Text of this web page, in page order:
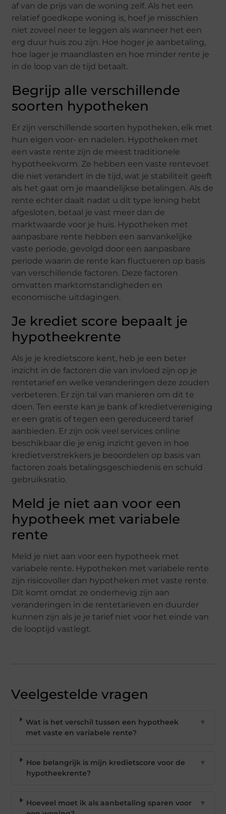
af van de prijs van de woning zelf. Als het een
relatief goedkope woning is, hoef je misschien
niet zoveel neer te leggen als wanneer het een
erg duur huis zou zijn. Hoe hoger je aanbetaling,
hoe lager je maandlasten en hoe minder rente je
in de loop van de tijd betaalt.
Begrijp alle verschillende
soorten hypotheken
Er zijn verschillende soorten hypotheken, elk met
hun eigen voor- en nadelen. Hypotheken met
een vaste rente zijn de meest traditionele
hypotheekvorm. Ze hebben een vaste rentevoet
die niet verandert in de tijd, wat je stabiliteit geeft
als het gaat om je maandelijkse betalingen. Als de
rente echter daalt nadat u dit type lening hebt
afgesloten, betaal je vast meer dan de
marktwaarde voor je huis. Hypotheken met
aanpasbare rente hebben een aanvankelijke
vaste periode, gevolgd door een aanpasbare
periode waarin de rente kan fluctueren op basis
van verschillende factoren. Deze factoren
omvatten marktomstandigheden en
economische uitdagingen.
Je krediet score bepaalt je
hypotheekrente
Als je je kredietscore kent, heb je een beter
inzicht in de factoren die van invloed zijn op je
rentetarief en welke veranderingen deze zouden
verbeteren. Er zijn tal van manieren om dit te
doen. Ten eerste kan je bank of kredietvereniging
er een gratis of tegen een gereduceerd tarief
aanbieden. Er zijn ook veel services online
beschikbaar die je enig inzicht geven in hoe
kredietverstrekkers je beoordelen op basis van
factoren zoals betalingsgeschiedenis en schuld
gebruiksratio.
Meld je niet aan voor een
hypotheek met variabele
rente
Meld je niet aan voor een hypotheek met
variabele rente. Hypotheken met variabele rente
zijn risicovoller dan hypotheken met vaste rente.
Dit komt omdat ze onderhevig zijn aan
veranderingen in de rentetarieven en duurder
kunnen zijn als je je tarief niet voor het einde van
de looptijd vastlegt.
Veelgestelde vragen
Wat is het verschil tussen een hypotheek
met vaste en variabele rente?
▼
Hoe belangrijk is mijn kredietscore voor de
hypotheekrente?
▼
Hoeveel moet ik als aanbetaling sparen voor
▼